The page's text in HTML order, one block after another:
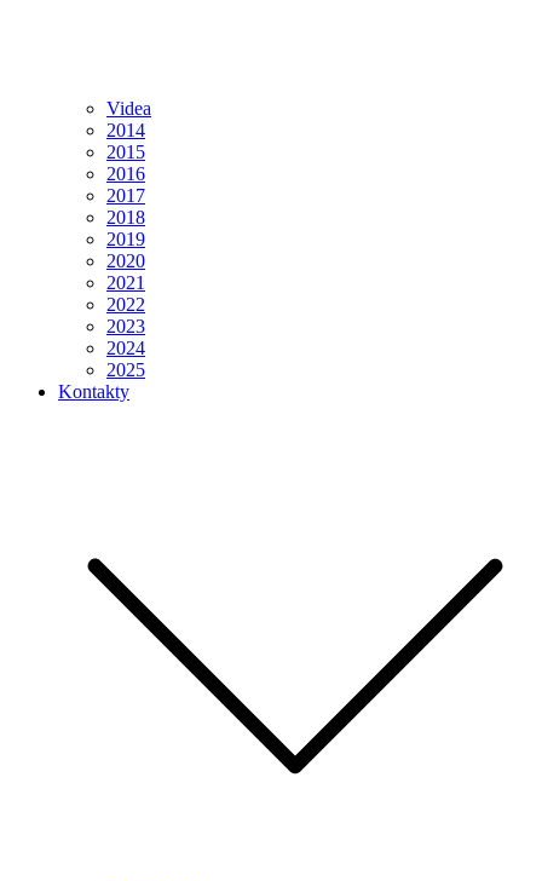
Videa
2014
2015
2016
2017
2018
2019
2020
2021
2022
2023
2024
2025
Kontakty